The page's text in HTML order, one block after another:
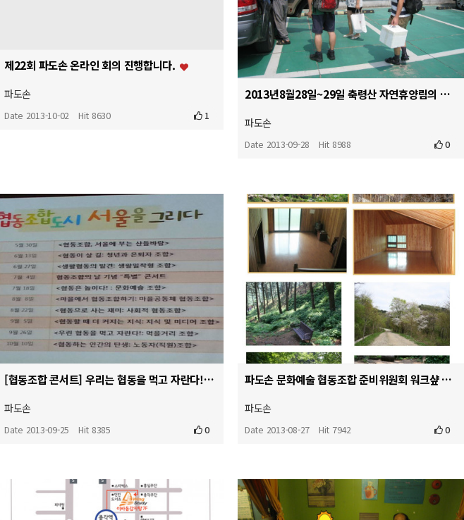
제22회 파도손 온라인 회의 진행합니다.
파도손
Date 2013-10-02 Hit 8630 1
2013년8월28일~29일 축령산 자연휴양림의 워크샾 사진.
파도손
Date 2013-09-28 Hit 8988 0
[협동조합 콘서트] 우리는 협동을 먹고 자란다! -- 참가합니다.
파도손
Date 2013-09-25 Hit 8385 0
파도손 문화예술 협동조합 준비위원회 워크샾 공지입니다.
파도손
Date 2013-08-27 Hit 7942 0